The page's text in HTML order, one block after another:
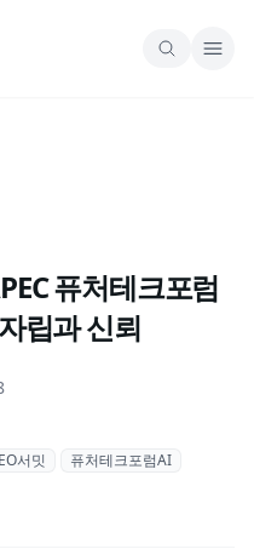
퓨처테크포럼
립과 신뢰
서밋 퓨처테크포럼AI